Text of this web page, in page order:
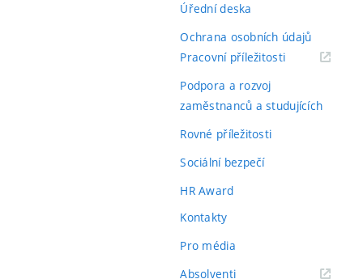
Úřední deska
Ochrana osobních údajů
Pracovní příležitosti(externí
Podpora a rozvoj
zaměstnanců a studujících
Rovné příležitosti
Sociální bezpečí
HR Award
Kontakty
Pro média
Absolventi(externí